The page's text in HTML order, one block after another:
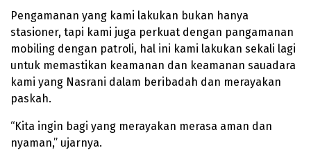
Pengamanan yang kami lakukan bukan hanya
stasioner, tapi kami juga perkuat dengan pangamanan
mobiling dengan patroli, hal ini kami lakukan sekali lagi
untuk memastikan keamanan dan keamanan sauadara
kami yang Nasrani dalam beribadah dan merayakan
paskah.
“Kita ingin bagi yang merayakan merasa aman dan
nyaman,” ujarnya.